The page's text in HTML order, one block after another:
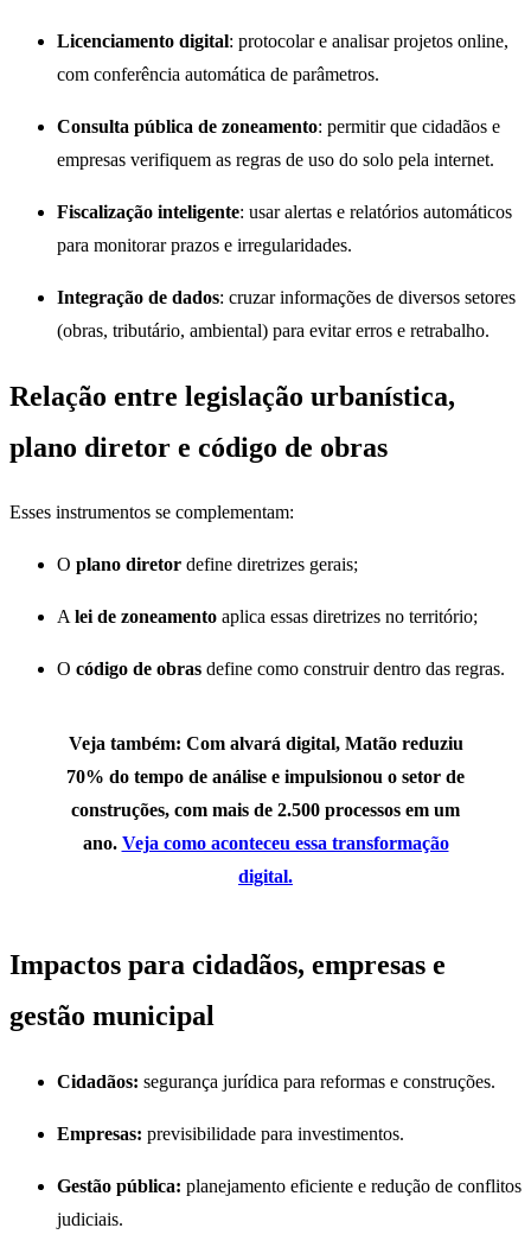
Licenciamento digital: protocolar e analisar projetos online,
com conferência automática de parâmetros.
Consulta pública de zoneamento: permitir que cidadãos e
empresas verifiquem as regras de uso do solo pela internet.
Fiscalização inteligente: usar alertas e relatórios automáticos
para monitorar prazos e irregularidades.
Integração de dados: cruzar informações de diversos setores
(obras, tributário, ambiental) para evitar erros e retrabalho.
Relação entre legislação urbanística,
plano diretor e código de obras
Esses instrumentos se complementam:
O plano diretor define diretrizes gerais;
Alei de zoneamento aplica essas diretrizes no território;
O código de obras define como construir dentro das regras.
Veja também: Com alvará digital, Matão reduziu
70% do tempo de análise e impulsionou o setor de
construções, com mais de 2.500 processos em um
ano. Veja como aconteceu essa transformação
digital.
Impactos para cidadãos, empresas e
gestão municipal
Cidadãos: segurança jurídica para reformas e construções.
Empresas: previsibilidade para investimentos.
Gestão pública: planejamento eficiente e redução de conflitos
judiciais.